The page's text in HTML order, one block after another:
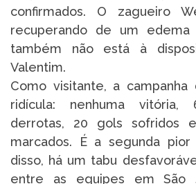
confirmados. O zagueiro
recuperando de um edema
também não está à
Valentim.
Como visitante, a
ridícula: nenhuma
derrotas, 20 gols sofridos
marcados. É a segunda pior
disso, há um tabu
entre as equipes em São